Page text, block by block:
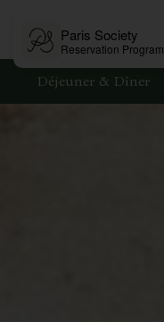
Paris Society
Reservation Program
Déjeuner & Dîner